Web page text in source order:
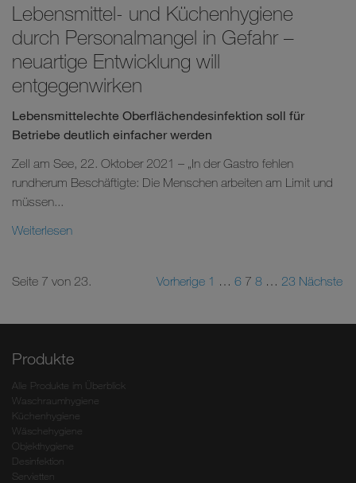
Lebensmittel- und Küchenhygiene
durch Personalmangel in Gefahr –
neuartige Entwicklung will
entgegenwirken
Lebensmittelechte Oberflächendesinfektion soll für
Betriebe deutlich einfacher werden
Zell am See, 22. Oktober 2021 – „In der Gastro fehlen
rundherum Beschäftigte: Die Menschen arbeiten am Limit und
müssen...
Weiterlesen
Seite 7 von 23. Vorherige 1 … 6 7 8 … 23 Nächste
Produkte
Alle Produkte im Überblick
Waschraumhygiene
Küchenhygiene
Wäschehygiene
Objekthygiene
Desinfektion
Servietten